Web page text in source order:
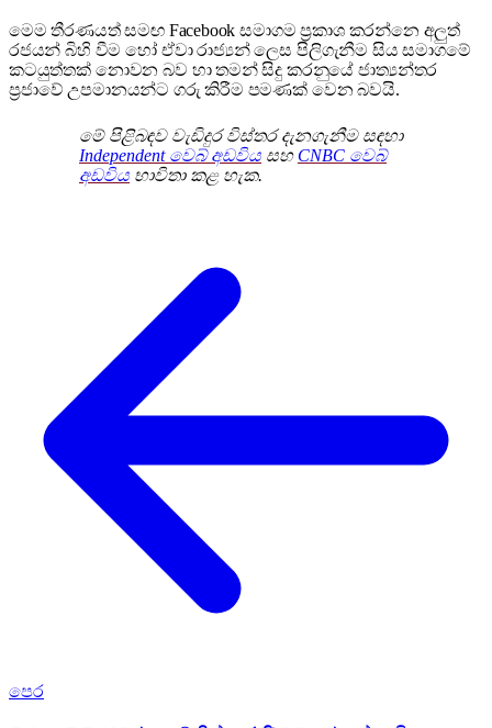
මෙම තීරණයත් සමඟ Facebook සමාගම ප්‍රකාශ කරන්නෙ අලුත්
රජයන් බිහි වීම හෝ ඒවා රාජ්‍යන් ලෙස පිලිගැනීම සිය සමාගමේ
කටයුත්තක් නොවන බව හා තමන් සිදු කරනුයේ ජාත්‍යන්තර
ප්‍රජාවේ උපමානයන්ට ගරු කිරීම පමණක් වෙන බවයි.
මේ පිළිබඳව වැඩිදුර විස්තර දැනගැනීම සඳහා
Independent වෙබ් අඩවිය සහ CNBC වෙබ්
අඩවිය භාවිතා කළ හැක.
පෙර